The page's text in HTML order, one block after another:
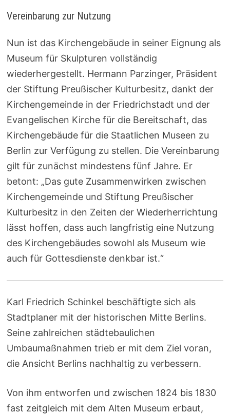
Vereinbarung zur Nutzung
Nun ist das Kirchengebäude in seiner Eignung als
Museum für Skulpturen vollständig
wiederhergestellt. Hermann Parzinger, Präsident
der Stiftung Preußischer Kulturbesitz, dankt der
Kirchengemeinde in der Friedrichstadt und der
Evangelischen Kirche für die Bereitschaft, das
Kirchengebäude für die Staatlichen Museen zu
Berlin zur Verfügung zu stellen. Die Vereinbarung
gilt für zunächst mindestens fünf Jahre. Er
betont: „Das gute Zusammenwirken zwischen
Kirchengemeinde und Stiftung Preußischer
Kulturbesitz in den Zeiten der Wiederherrichtung
lässt hoffen, dass auch langfristig eine Nutzung
des Kirchengebäudes sowohl als Museum wie
auch für Gottesdienste denkbar ist.“
Karl Friedrich Schinkel beschäftigte sich als
Stadtplaner mit der historischen Mitte Berlins.
Seine zahlreichen städtebaulichen
Umbaumaßnahmen trieb er mit dem Ziel voran,
die Ansicht Berlins nachhaltig zu verbessern.
Von ihm entworfen und zwischen 1824 bis 1830
fast zeitgleich mit dem Alten Museum erbaut,